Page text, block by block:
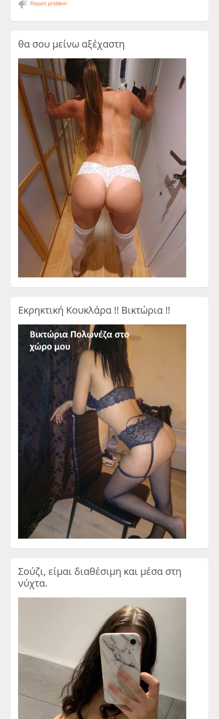
Report problem
θα σου μείνω αξέχαστη
Εκρηκτική Κουκλάρα !! Βικτώρια !!
Σούζι, είμαι διαθέσιμη και μέσα στη
νύχτα.